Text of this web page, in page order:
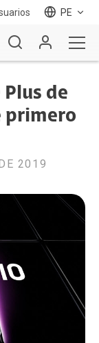
PE
Plus de
primero
2019